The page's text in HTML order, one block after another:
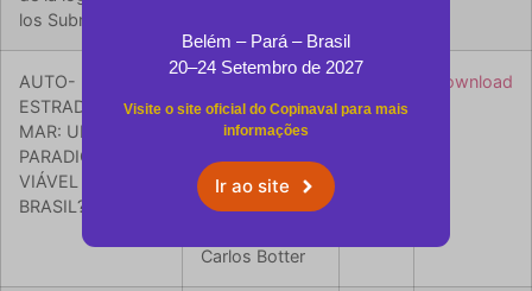
los Submarinos
AUTO-
ESTRADAS DO
MAR: UM
PARADIGMA
VIÁVEL PARA O
BRASIL?
Lima de Valois;
Hadir
Garcia Castro;
Afonso Celso
Carlos Botter
Download
Belém – Pará – Brasil
20–24 Setembro de 2027
Visite o site oficial do Copinaval para mais
informações
Ir ao site